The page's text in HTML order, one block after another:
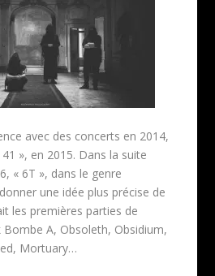
avec des concerts en 2014,
», en 2015. Dans la suite
« 6T », dans le genre
une idée plus précise de
les premières parties de
Bombe A, Obsoleth, Obsidium,
Mortuary…